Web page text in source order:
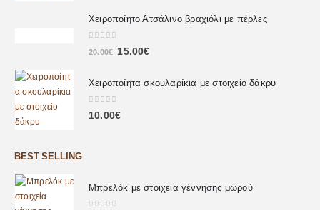
Χειροποίητο Ατσάλινο βραχιόλι με πέρλες
out of 5
20.00€ 15.00€
Χειροποίητα σκουλαρίκια με στοιχείο δάκρυ
0 out of 5
10.00€
BEST SELLING
Μπρελόκ με στοιχεία γέννησης μωρού